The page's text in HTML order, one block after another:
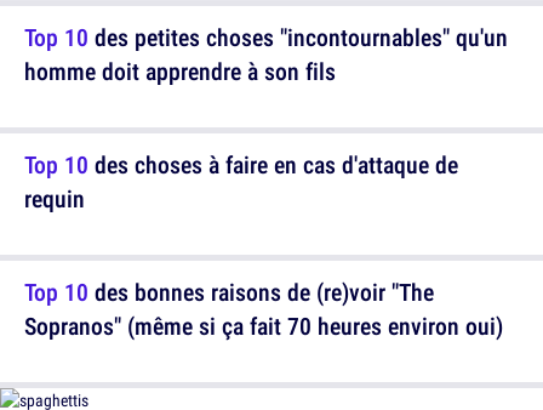
Top 10 des choses à faire en cas d'attaque de
requin
Top 10 des petites choses "incontournables" qu'un
homme doit apprendre à son fils
Top 10 des bonnes raisons de (re)voir "The
Sopranos" (même si ça fait 70 heures environ oui)